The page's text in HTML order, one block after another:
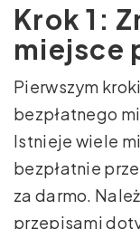
Krok 1:
miejsce
Pierwszym
bezpłatnego
Istnieje wiele
bezpłatnie
za darmo.
przepisami